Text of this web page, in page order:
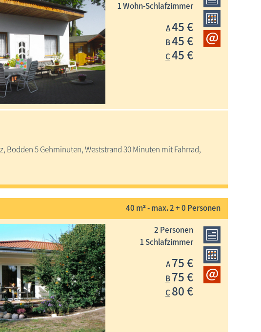
Bodden 5 Gehminuten, Weststrand 30 Minuten mit Fahrrad,
1 Wohn-Schlafzimmer
A45 €
B45 €
C45 €
40 m² - max. 2 + 0 Personen
2 Personen
1 Schlafzimmer
A75 €
B75 €
C 80 €